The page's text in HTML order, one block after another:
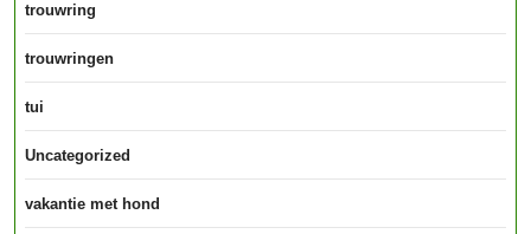
trouwring
trouwringen
tui
Uncategorized
vakantie met hond